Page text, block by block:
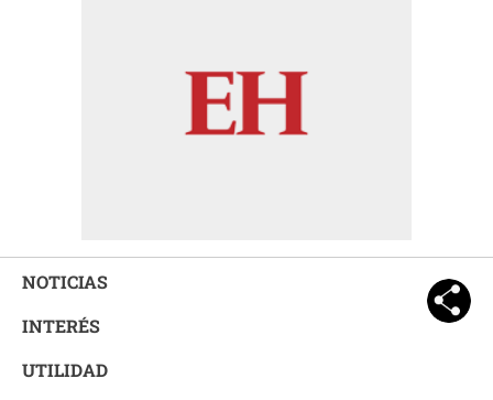
NOTICIAS
INTERÉS
UTILIDAD